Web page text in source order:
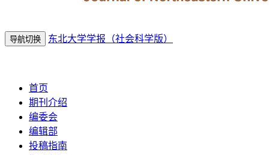
导航切换 东北大学学报（社会科学版）
首页
期刊介绍
编委会
编辑部
投稿指南